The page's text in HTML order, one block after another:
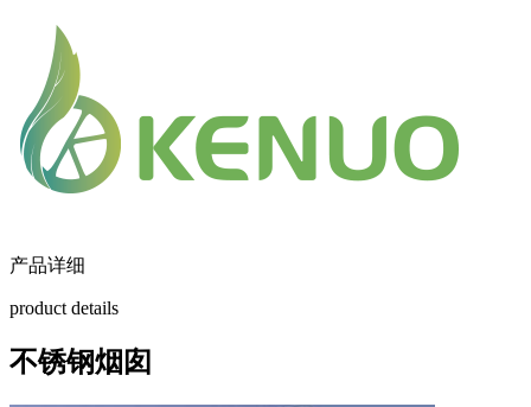
产品详细
product details
不锈钢烟囱